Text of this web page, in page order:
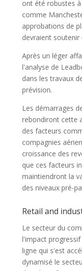
ont été robustes
comme
approbations de
devraient
Après un léger
l'analyse de
dans les travaux
prévision.
Les démarrages
rebondiront cette
des facteurs
compagnies
croissance des
que ces facteurs
maintiendront la
des niveaux pré-
Retail and
Le secteur du
l'impact
ligne qui s'est
dynamisé le